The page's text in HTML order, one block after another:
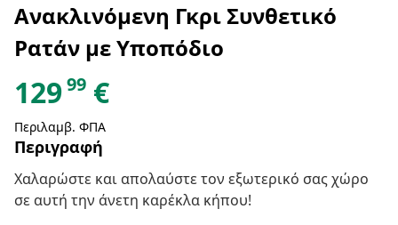
Ανακλινόμενη Γκρι Συνθετικό
Ρατάν με Υποπόδιο
12999 €
Περιλαμβ. ΦΠΑ
Περιγραφή
Χαλαρώστε και απολαύστε τον εξωτερικό σας χώρο
σε αυτή την άνετη καρέκλα κήπου!